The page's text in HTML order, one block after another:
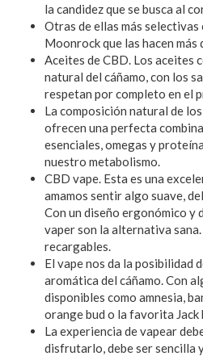
la candidez que se busca al
Otras de ellas más
Moonrock que las hacen
Aceites de CBD. Los aceites
natural del cáñamo, con los
respetan por completo en el
La composición natural de
ofrecen una perfecta
esenciales, omegas y
nuestro metabolismo.
CBD vape. Esta es una
amamos sentir algo suave,
Con un diseño ergonómico
vaper son la alternativa
recargables.
El vape nos da la posibilidad
aromática del cáñamo. Con
disponibles como amnesia,
orange bud o la favorita Jack
La experiencia de vapear
disfrutarlo, debe ser sencilla